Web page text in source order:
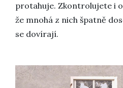
protahuje. Zkontrolujete i
že mnohá z nich špatně
se dovírají.